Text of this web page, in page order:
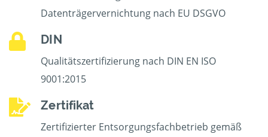
Datenträgervernichtung nach EU DSGVO
DIN
Qualitätszertifizierung nach DIN EN ISO
9001:2015
Zertifikat
Zertifizierter Entsorgungsfachbetrieb gemäß